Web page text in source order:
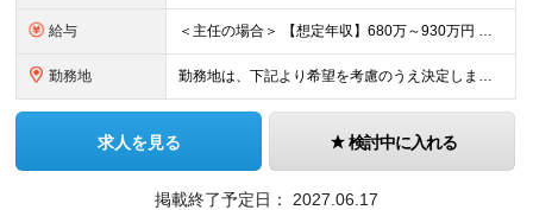
給与 ＜主任の場合＞ 【想定年収】680万～930万円 【月給】44万～61万円（裁量労働手当9万円～12万円を含む） ※前職年収、ご経験・スキルを考慮の上、当社規定により決定いたします。 ※裁量労働制の適
勤務地 勤務地は、下記より希望を考慮のうえ決定します。 東京都港区（本社ビル、三田国際ビル） 神奈川県川崎市（玉川事業場） (変更の範囲)上記を除く当社関連勤務地
求人を見る 検討中に入れる
掲載終了予定日： 2027.06.17